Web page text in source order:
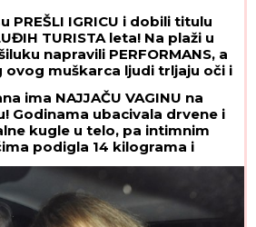
PREŠLI IGRICU i dobili titulu
TURISTA leta! Na plaži u
napravili PERFORMANS, a
ovog muškarca ljudi trljaju oči i
ima NAJJAČU VAGINU na
Godinama ubacivala drvene i
kugle u telo, pa intimnim
podigla 14 kilograma i
globalno poznata